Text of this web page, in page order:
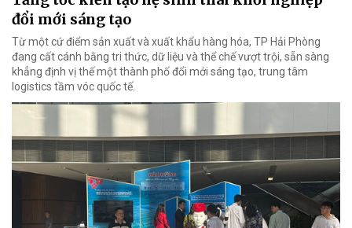
đổi mới sáng tạo
Từ một cứ điểm sản xuất và xuất khẩu hàng hóa, TP Hải Phòng
đang cất cánh bằng tri thức, dữ liệu và thể chế vượt trội, sẵn sàng
khẳng định vị thế một thành phố đổi mới sáng tạo, trung tâm
logistics tầm vóc quốc tế.